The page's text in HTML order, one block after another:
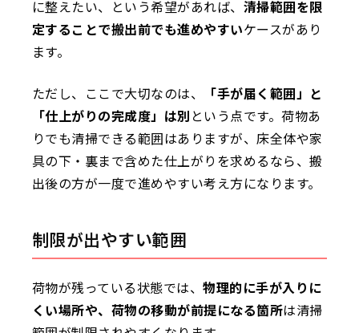
に整えたい、という希望があれば、 清掃範囲を限
定することで搬出前でも進めやすいケースがあり
ます。
ただし、ここで大切なのは、
「手が届く範囲」と
「仕上がりの完成度」は別 という点です。荷物あ
りでも清掃できる範囲はありますが、床全体や家
具の下・裏まで含めた仕上がりを求めるなら、搬
出後の方が一度で進めやすい考え方になります。
制限が出やすい範囲
荷物が残っている状態では、物理的に手が入りに
くい場所や、荷物の移動が前提になる箇所は清掃